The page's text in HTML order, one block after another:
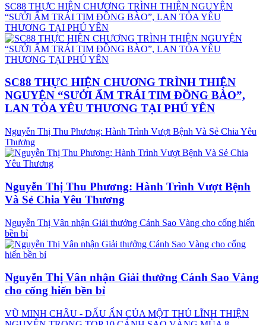
SC88 THỰC HIỆN CHƯƠNG TRÌNH THIỆN NGUYỆN
“SƯỞI ẤM TRÁI TIM ĐỒNG BÀO”, LAN TỎA YÊU
THƯƠNG TẠI PHÚ YÊN
SC88 THỰC HIỆN CHƯƠNG TRÌNH THIỆN
NGUYỆN “SƯỞI ẤM TRÁI TIM ĐỒNG BÀO”,
LAN TỎA YÊU THƯƠNG TẠI PHÚ YÊN
Nguyễn Thị Thu Phương: Hành Trình Vượt Bệnh Và Sẻ Chia Yêu
Thương
Nguyễn Thị Thu Phương: Hành Trình Vượt Bệnh
Và Sẻ Chia Yêu Thương
Nguyễn Thị Vân nhận Giải thưởng Cánh Sao Vàng cho cống hiến
bền bỉ
Nguyễn Thị Vân nhận Giải thưởng Cánh Sao Vàng
cho cống hiến bền bỉ
VŨ MINH CHÂU - DẤU ẤN CỦA MỘT THỦ LĨNH THIỆN